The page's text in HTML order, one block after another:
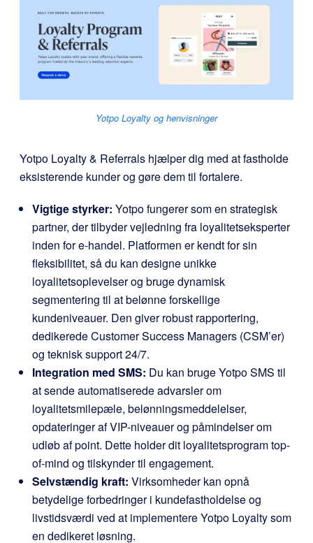
Yotpo Loyalty og henvisninger
Yotpo Loyalty & Referrals hjælper dig med at fastholde
eksisterende kunder og gøre dem til fortalere.
Vigtige styrker: Yotpo fungerer som en strategisk
partner, der tilbyder vejledning fra loyalitetseksperter
inden for e-handel. Platformen er kendt for sin
fleksibilitet, så du kan designe unikke
loyalitetsoplevelser og bruge dynamisk
segmentering til at belønne forskellige
kundeniveauer. Den giver robust rapportering,
dedikerede Customer Success Managers (CSM’er)
og teknisk support 24/7.
Integration med SMS: Du kan bruge Yotpo SMS til
at sende automatiserede advarsler om
loyalitetsmilepæle, belønningsmeddelelser,
opdateringer af VIP-niveauer og påmindelser om
udløb af point. Dette holder dit loyalitetsprogram top-
of-mind og tilskynder til engagement.
Selvstændig kraft: Virksomheder kan opnå
betydelige forbedringer i kundefastholdelse og
livstidsværdi ved at implementere Yotpo Loyalty som
en dedikeret løsning.